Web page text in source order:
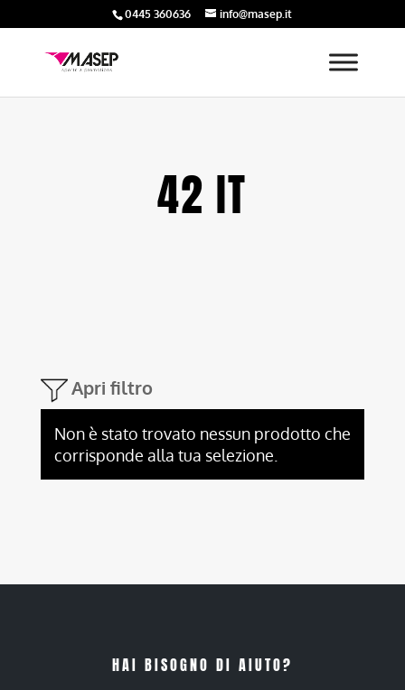
0445 360636 info@masep.it
42 IT
Apri filtro
Non è stato trovato nessun prodotto che
corrisponde alla tua selezione.
HAI BISOGNO DI AIUTO?